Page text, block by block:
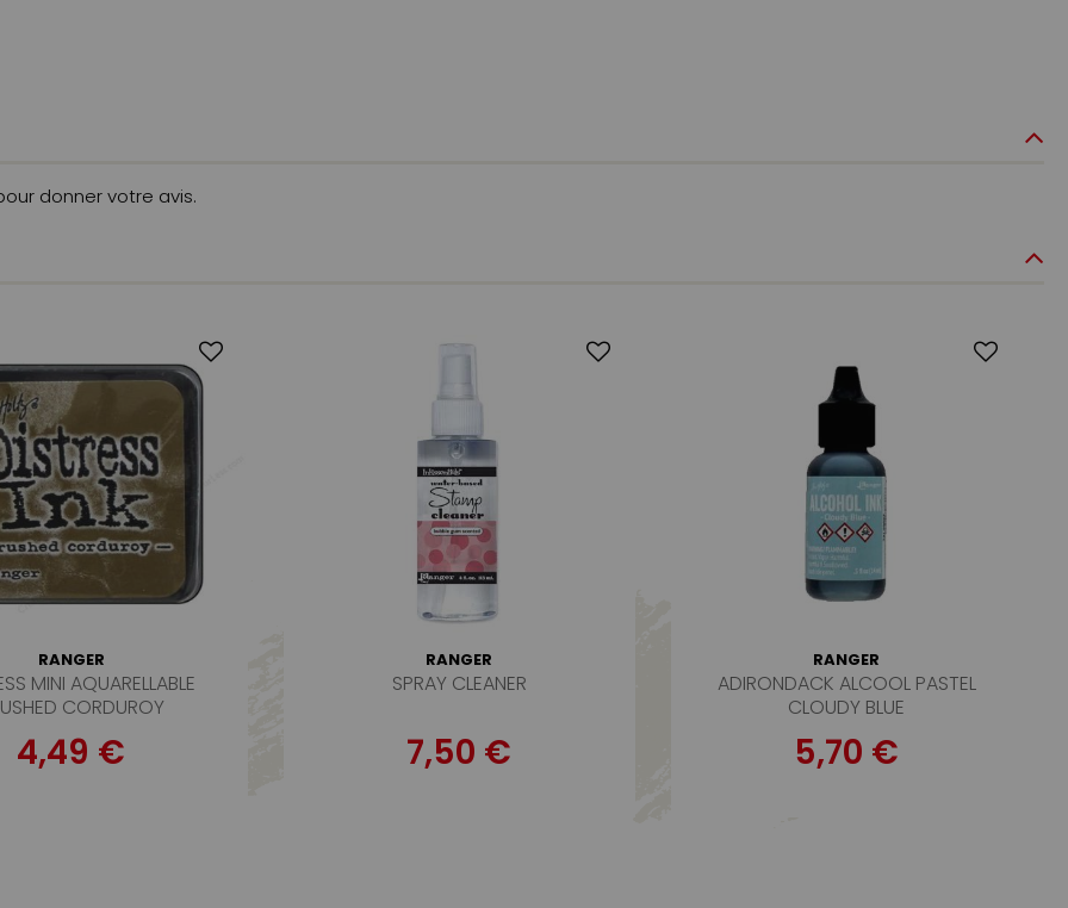
donner votre avis.
RANGER
MINI AQUARELLABLE
CORDUROY
4,49 €
RANGER
SPRAY CLEANER
7,50 €
RANGER
ADIRONDACK ALCOOL PASTEL
CLOUDY BLUE
5,70 €